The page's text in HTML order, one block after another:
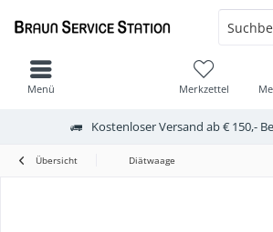
Kostenloser Versand ab € 150,-
Merkzettel
Menü
Übersicht Diätwaage